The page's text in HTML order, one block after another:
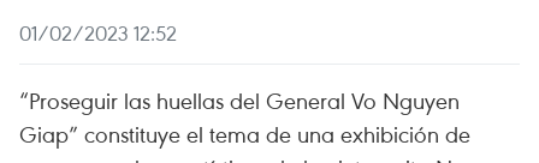
01/02/2023 12:52
“Proseguir las huellas del General Vo Nguyen
Giap” constituye el tema de una exhibición de